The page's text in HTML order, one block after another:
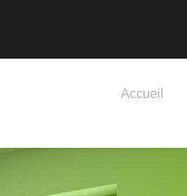
Accueil